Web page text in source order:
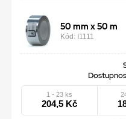
50 mm x 50 m
Kód: I1111
1 - 23 ks
204,5 Kč